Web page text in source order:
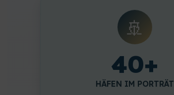
🚢
40+
HÄFEN IM PORTRÄT